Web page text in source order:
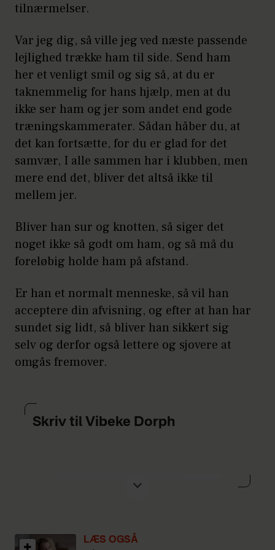
tilnærmelser.
Var jeg dig, så ville jeg ved næste passende
lejlighed trække ham til side. Send ham
her et venligt smil og sig så, at du er
taknemmelig for hans hjælp, men at du
ikke ser ham og jer som andet end gode
træningskammerater. Sådan håber du, at
det kan fortsætte, for du er glad for det
samvær, I alle sammen har i klubben, men
mere end det, bliver det altså ikke til
mellem jer.
Bliver han sur og knotten, så siger det
noget ikke så godt om ham, og så må du
foreløbig holde ham på afstand.
Er han et normalt menneske, så vil han
acceptere din afvisning, og efter at han har
sundet sig lidt, så bliver han sikkert sig
selv og derfor også lettere og sjovere at
omgås fremover.
Skriv til Vibeke Dorph
tanker med? Så skriv til Vibeke Dorph
LÆS OGSÅ